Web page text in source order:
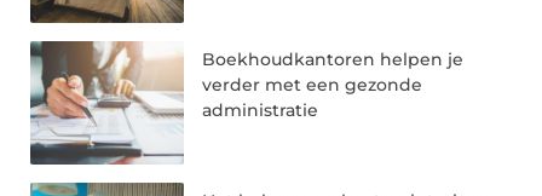
Boekhoudkantoren helpen je
verder met een gezonde
administratie